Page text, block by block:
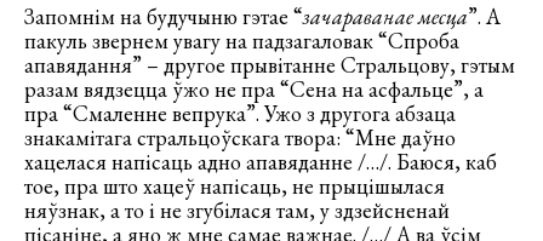
Запомнім на будучыню гэтае “зачараванае месца”. А
пакуль звернем увагу на падзагаловак “Спроба
апавядання” – другое прывітанне Стральцову, гэтым
разам вядзецца ўжо не пра “Сена на асфальце”, а
пра “Смаленне вепрука”. Ужо з другога абзаца
знакамітага стральцоўскага твора: “Мне даўно
хацелася напісаць адно апавяданне /…/. Баюся, каб
тое, пра што хацеў напісаць, не прыцішылася
няўзнак, а то і не згубілася там, у здзейсненай
пісаніне, а яно ж мне самае важнае. /…/ А ва ўсім